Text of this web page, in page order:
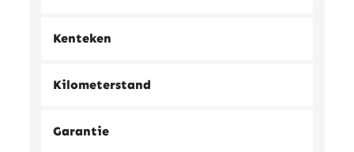
Kenteken
Kilometerstand
Garantie